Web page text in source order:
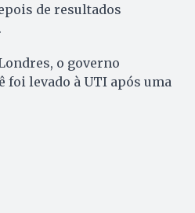
de resultados
o governo
foi levado à UTI após uma